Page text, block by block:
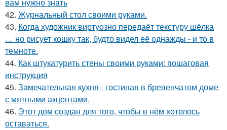
вам нужно знать
42. Журнальный стол своими руками.
43. Когда художник виртуозно передаёт текстуру шёлка
… но рисует кошку так, будто видел её однажды - и то в
темноте.
44. Как штукатурить стены своими руками: пошаговая
инструкция
45. Замечательная кухня - гостиная в бревенчатом доме
с мятными акцентами.
46. Этот дом создан для того, чтобы в нём хотелось
оставаться.